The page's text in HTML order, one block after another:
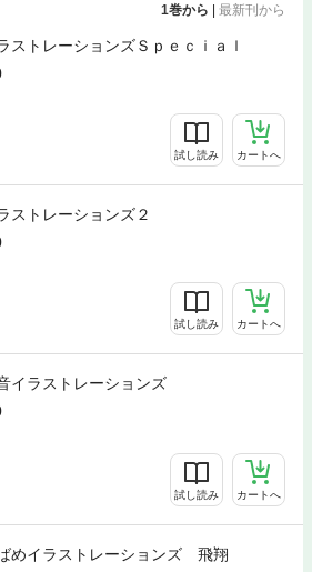
1巻から | 最新刊から
ストレーションズＳｐｅｃｉａｌ
試し読み カートへ
ストレーションズ２
試し読み カートへ
イラストレーションズ
試し読み カートへ
めイラストレーションズ 飛翔